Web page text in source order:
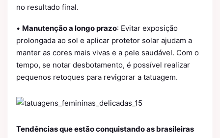
no resultado final.
• Manutenção a longo prazo: Evitar exposição
prolongada ao sol e aplicar protetor solar ajudam a
manter as cores mais vivas e a pele saudável. Com o
tempo, se notar desbotamento, é possível realizar
pequenos retoques para revigorar a tatuagem.
Tendências que estão conquistando as brasileiras